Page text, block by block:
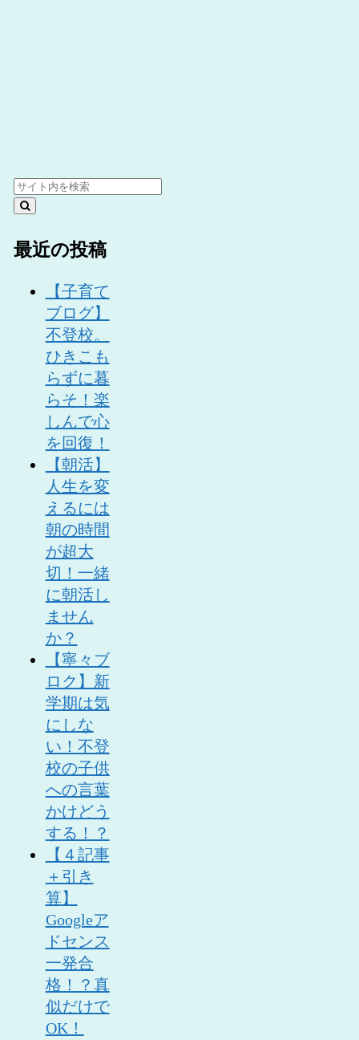
最近の投稿
【子育て
ブログ】
不登校。
ひきこも
らずに暮
らそ！楽
しんで心
を回復！
【朝活】
人生を変
えるには
朝の時間
が超大
切！一緒
に朝活し
ません
か？
【寧々ブ
ロク】新
学期は気
にしな
い！不登
校の子供
への言葉
かけどう
する！？
【４記事
＋引き
算】
Googleア
ドセンス
一発合
格！？真
似だけで
OK！